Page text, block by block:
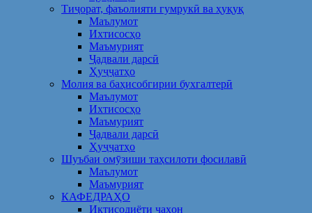
Тиҷорат, фаъолияти гумрукӣ ва ҳуқуқ
Маълумот
Ихтисосҳо
Маъмурият
Ҷадвали дарсӣ
Ҳуҷҷатҳо
Молия ва баҳисобгирии бухгалтерӣ
Маълумот
Ихтисосҳо
Маъмурият
Ҷадвали дарсӣ
Ҳуҷҷатҳо
Шуъбаи омӯзиши таҳсилоти фосилавӣ
Маълумот
Маъмурият
КАФЕДРАҲО
Иқтисодиёти ҷаҳон